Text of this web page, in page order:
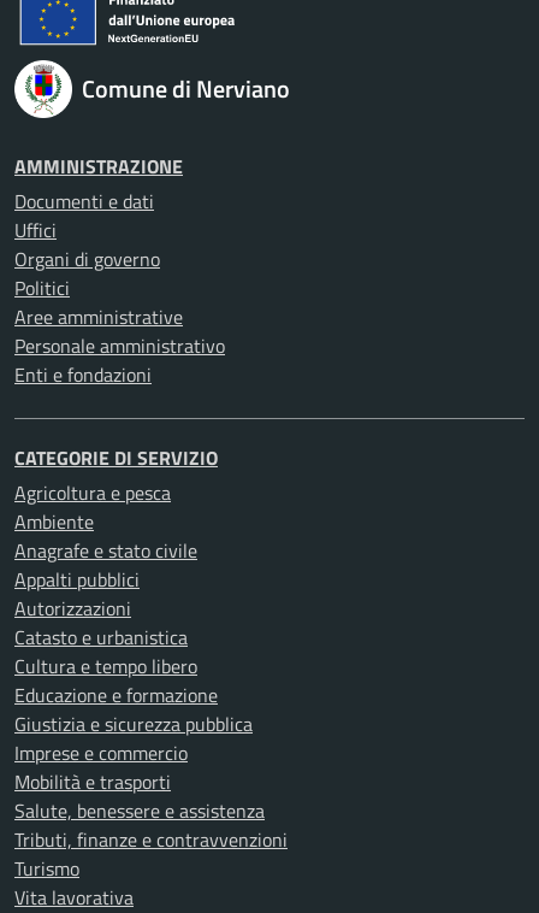
Comune di Nerviano
AMMINISTRAZIONE
Documenti e dati
Uffici
Organi di governo
Politici
Aree amministrative
Personale amministrativo
Enti e fondazioni
CATEGORIE DI SERVIZIO
Agricoltura e pesca
Ambiente
Anagrafe e stato civile
Appalti pubblici
Autorizzazioni
Catasto e urbanistica
Cultura e tempo libero
Educazione e formazione
Giustizia e sicurezza pubblica
Imprese e commercio
Mobilità e trasporti
Salute, benessere e assistenza
Tributi, finanze e contravvenzioni
Turismo
Vita lavorativa